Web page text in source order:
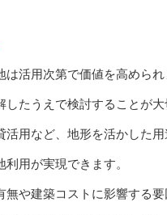
は活用次第で価値を高めら
たうえで検討することが大
活用など、地形を活かした用
利用が実現できます。
無や建築コストに影響する要